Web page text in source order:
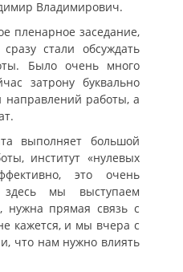
Владимирович.
пленарное заседание,
стали обсуждать
Было очень много
затрону буквально
направлений работы, а
выполняет большой
институт «нулевых
это очень
мы выступаем
нужна прямая связь с
кажется, и мы вчера с
что нам нужно влиять